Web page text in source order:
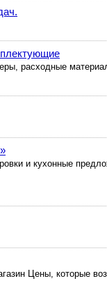
расходные
и кухонные
Цены, которые